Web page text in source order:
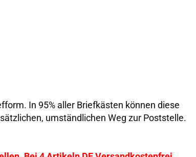
In 95% aller Briefkästen können diese
umständlichen Weg zur Poststelle.